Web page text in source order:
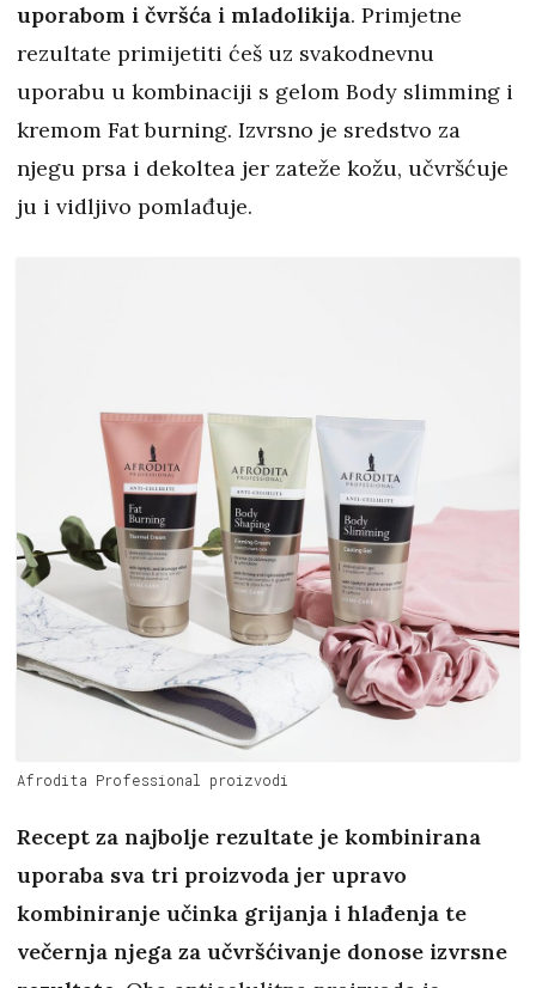
uporabom i čvršća i mladolikija. Primjetne
rezultate primijetiti ćeš uz svakodnevnu
uporabu u kombinaciji s gelom Body slimming i
kremom Fat burning. Izvrsno je sredstvo za
njegu prsa i dekoltea jer zateže kožu, učvršćuje
ju i vidljivo pomlađuje.
Afrodita Professional proizvodi
Recept za najbolje rezultate je kombinirana
uporaba sva tri proizvoda jer upravo
kombiniranje učinka grijanja i hlađenja te
večernja njega za učvršćivanje donose izvrsne